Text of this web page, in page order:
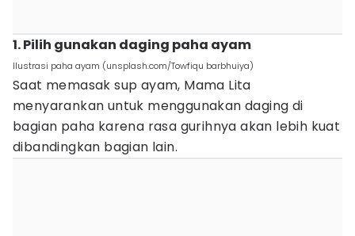
1. Pilih gunakan daging paha ayam
Ilustrasi paha ayam (unsplash.com/Towfiqu barbhuiya)
Saat memasak sup ayam, Mama Lita
menyarankan untuk menggunakan daging di
bagian paha karena rasa gurihnya akan lebih kuat
dibandingkan bagian lain.